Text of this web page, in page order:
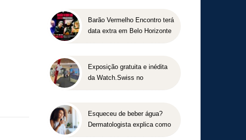
Barão Vermelho Encontro terá
data extra em Belo Horizonte
Exposição gratuita e inédita
da Watch.Swiss no
Esqueceu de beber água?
Dermatologista explica como